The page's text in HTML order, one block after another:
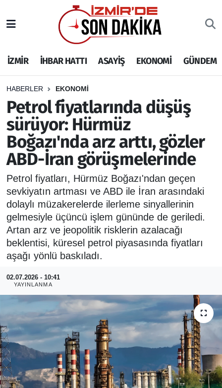
İZMİR İHBAR HATTI ASAYİŞ EKONOMİ GÜNDEM
HABERLER EKONOMİ
Petrol fiyatlarında düşüş
sürüyor: Hürmüz
Boğazı'nda arz arttı, gözler
ABD-İran görüşmelerinde
Petrol fiyatları, Hürmüz Boğazı'ndan geçen
sevkiyatın artması ve ABD ile İran arasındaki
dolaylı müzakerelerde ilerleme sinyallerinin
gelmesiyle üçüncü işlem gününde de geriledi.
Artan arz ve jeopolitik risklerin azalacağı
beklentisi, küresel petrol piyasasında fiyatları
aşağı yönlü baskıladı.
02.07.2026 - 10:41
YAYINLANMA
İHBAR HATTI
DEPREM
GENEL
EKONOMİ
SİYASET
SPOR
ASAYİŞ
RESMİ REKLAM
İzmir Nöbetçi Eczaneler
İzmir Hava Durumu
İzmir Namaz Vakitleri
İzmir Trafik Yoğunluk Haritası
Puan Durumu ve Fikstür
Tüm Manşetler
Son Dakika Haberleri
Haber Arşivi